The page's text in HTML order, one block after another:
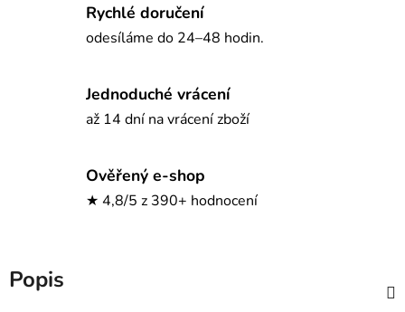
Rychlé doručení
odesíláme do 24–48 hodin.
Jednoduché vrácení
až 14 dní na vrácení zboží
Ověřený e-shop
★ 4,8/5 z 390+ hodnocení
Popis